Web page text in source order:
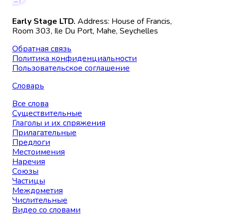
Early Stage LTD. Address: House of Francis,
Room 303, Ile Du Port, Mahe, Seychelles
Обратная связь
Политика конфиденциальности
Пользовательское соглашение
Словарь
Все слова
Существительные
Глаголы и их спряжения
Прилагательные
Предлоги
Местоимения
Наречия
Союзы
Частицы
Междометия
Числительные
Видео со словами